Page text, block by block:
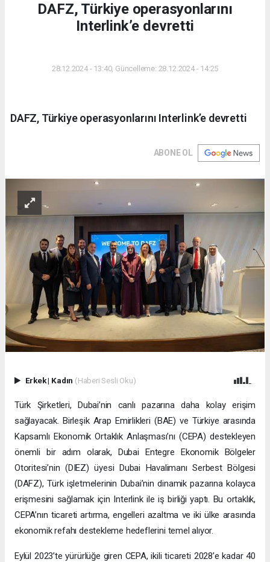
DAFZ, Türkiye operasyonlarını
Interlink’e devretti
28.12.2024 - 13:40, Güncelleme: 28.12.2024 - 14:25
DAFZ, Türkiye operasyonlarını Interlink’e devretti
ABONE OL
Erkek| Kadın (Haberi Sesli Oku)
Türk Şirketleri, Dubai’nin canlı pazarına daha kolay erişim
sağlayacak. Birleşik Arap Emirlikleri (BAE) ve Türkiye arasında
Kapsamlı Ekonomik Ortaklık Anlaşması’nı (CEPA) destekleyen
önemli bir adım olarak, Dubai Entegre Ekonomik Bölgeler
Otoritesi’nin (DIEZ) üyesi Dubai Havalimanı Serbest Bölgesi
(DAFZ), Türk işletmelerinin Dubai’nin dinamik pazarına kolayca
erişmesini sağlamak için Interlink ile iş birliği yaptı. Bu ortaklık,
CEPA’nın ticareti artırma, engelleri azaltma ve iki ülke arasında
ekonomik refahı destekleme hedeflerini temel alıyor.
Eylül 2023’te yürürlüğe giren CEPA, ikili ticareti 2028’e kadar 40